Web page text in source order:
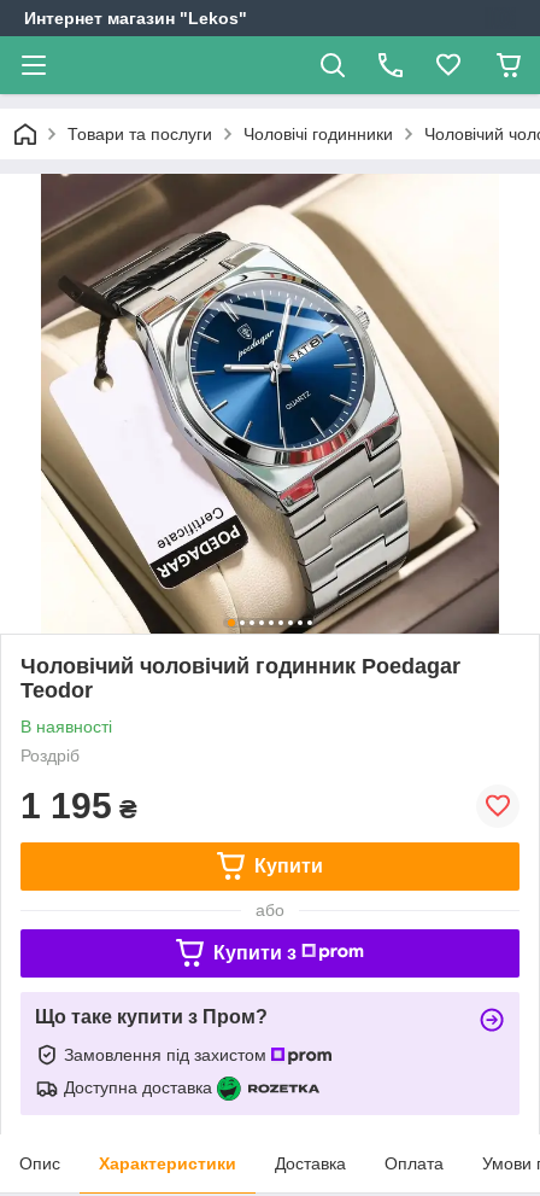
Интернет магазин "Lekos"
Товари та послуги Чоловічі годинники Чоловічий
Чоловічий чоловічий годинник Poedagar
Teodor
В наявності
Роздріб
1 195 ₴
Купити
або
Купити з
Що таке купити з Пром?
Замовлення під захистом
Доступна доставка
Опис Характеристики Доставка Оплата Умови